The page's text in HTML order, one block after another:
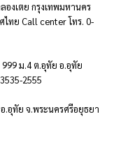
องเตย กรุงเทพมหานคร
ทย Call center โทร. 0-
ม.4 ต.อุทัย อ.อุทัย
2555
.อุทัย จ.พระนครศรีอยุธยา